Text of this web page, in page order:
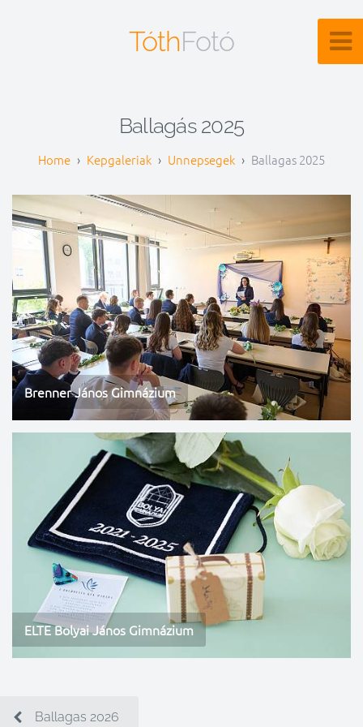
TóthFotó
Ballagás 2025
Kepgaleriak Unnepsegek Ballagas 2025
Brenner János Gimnázium
ELTE Bolyai János Gimnázium
Ballagas 2026